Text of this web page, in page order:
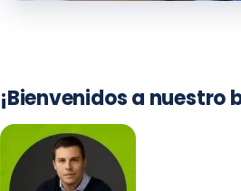
¡Bienvenidos a nuestro